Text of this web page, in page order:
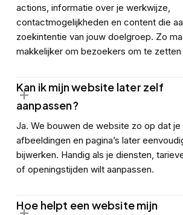
actions, informatie over je werkwijze,
contactmogelijkheden en content die
zoekintentie van jouw doelgroep. Zo
makkelijker om bezoekers om te zetten
Kan ik mijn website later zelf
aanpassen?
Ja. We bouwen de website zo op dat je
afbeeldingen en pagina’s later
bijwerken. Handig als je diensten,
of openingstijden wilt aanpassen.
Hoe helpt een website mijn